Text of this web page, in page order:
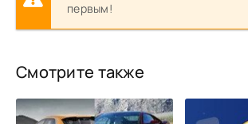
первым!
Смотрите также